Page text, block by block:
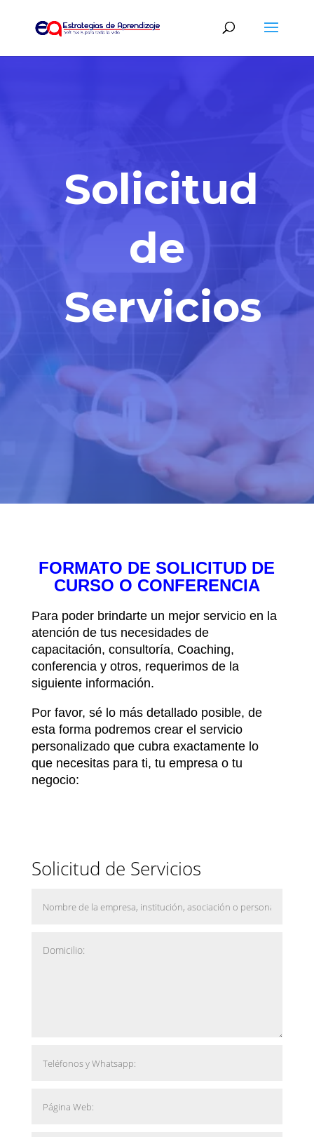
Solicitud
de
Servicios
FORMATO DE SOLICITUD DE
CURSO O CONFERENCIA
Para poder brindarte un mejor servicio en la
atención de tus necesidades de
capacitación, consultoría, Coaching,
conferencia y otros, requerimos de la
siguiente información.
Por favor, sé lo más detallado posible, de
esta forma podremos crear el servicio
personalizado que cubra exactamente lo
que necesitas para ti, tu empresa o tu
negocio:
Solicitud de Servicios